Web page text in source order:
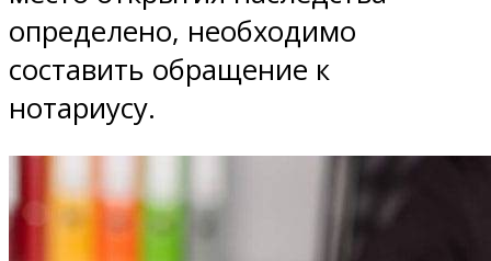
определено, необходимо
составить обращение к
нотариусу.